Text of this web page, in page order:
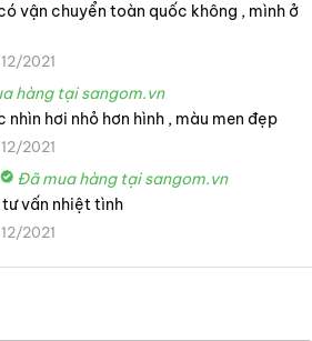
vận chuyển toàn quốc không , mình ở
2021
hàng tại sangom.vn
nhìn hơi nhỏ hơn hình , màu men đẹp
2021
Đã mua hàng tại sangom.vn
tư vấn nhiệt tình
2021